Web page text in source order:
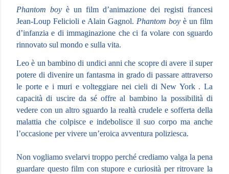
Phantom boy è un film d’animazione dei registi francesi
Jean-Loup Felicioli e Alain Gagnol. Phantom boy è un film
d’infanzia e di immaginazione che ci fa volare con sguardo
rinnovato sul mondo e sulla vita.
Leo è un bambino di undici anni che scopre di avere il super
potere di divenire un fantasma in grado di passare attraverso
le porte e i muri e volteggiare nei cieli di New York . La
capacità di uscire da sé offre al bambino la possibilità di
vedere con un altro sguardo la realtà crudele e sofferta della
malattia che colpisce e indebolisce il suo corpo ma anche
l’occasione per vivere un’eroica avventura poliziesca.
Non vogliamo svelarvi troppo perché crediamo valga la pena
guardare questo film con stupore e curiosità per ritrovare la